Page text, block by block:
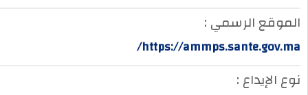
الموقع الرسمي :
https://ammps.sante.gov.ma/
نوع الإيداع :